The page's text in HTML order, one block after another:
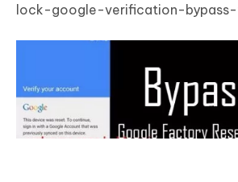
lock-google-verification-